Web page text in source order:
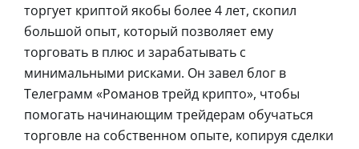
торгует криптой якобы более 4 лет, скопил
большой опыт, который позволяет ему
торговать в плюс и зарабатывать с
минимальными рисками. Он завел блог в
Телеграмм «Романов трейд крипто», чтобы
помогать начинающим трейдерам обучаться
торговле на собственном опыте, копируя сделки